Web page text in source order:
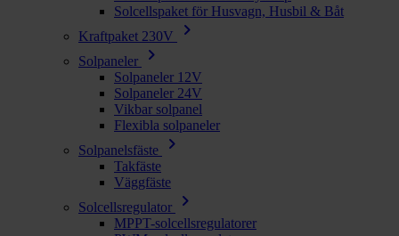
Solcellspaket för Husvagn, Husbil & Båt
Kraftpaket 230V
chevron_right
Solpaneler chevron_right
Solpaneler 12V
Solpaneler 24V
Vikbar solpanel
Flexibla solpaneler
Solpanelsfäste
chevron_right
Takfäste
Väggfäste
Solcellsregulator
chevron_right
MPPT-solcellsregulatorer